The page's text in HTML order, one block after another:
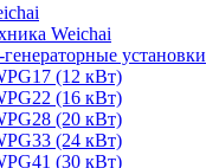
Weichai
генераторные установки
(12 кВт)
(16 кВт)
(20 кВт)
(24 кВт)
(30 кВт)